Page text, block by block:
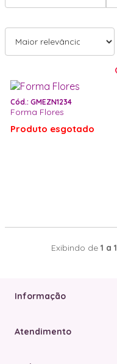
Cód.: GMEZN1234
Forma Flores
Produto esgotado
Exibindo de 1 a 1
Informação
Atendimento